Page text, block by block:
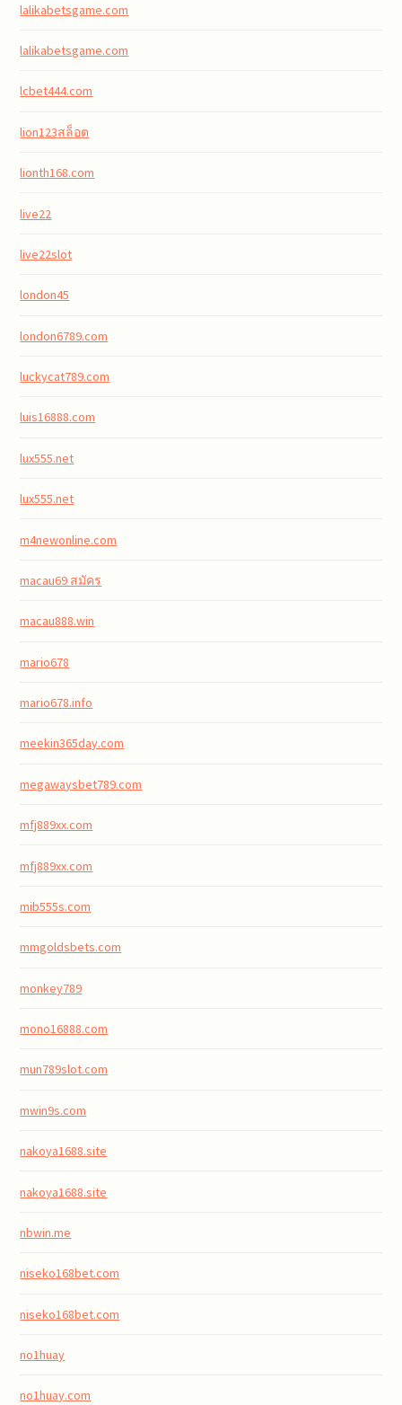
lalikabetsgame.com
lalikabetsgame.com
lcbet444.com
lion123สล็อต
lionth168.com
live22
live22slot
london45
london6789.com
luckycat789.com
luis16888.com
lux555.net
lux555.net
m4newonline.com
macau69 สมัคร
macau888.win
mario678
mario678.info
meekin365day.com
megawaysbet789.com
mfj889xx.com
mfj889xx.com
mib555s.com
mmgoldsbets.com
monkey789
mono16888.com
mun789slot.com
mwin9s.com
nakoya1688.site
nakoya1688.site
nbwin.me
niseko168bet.com
niseko168bet.com
no1huay
no1huay.com